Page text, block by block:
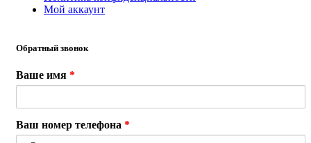
Мой аккаунт
Обратный звонок
Ваше имя *
Ваш номер телефона *